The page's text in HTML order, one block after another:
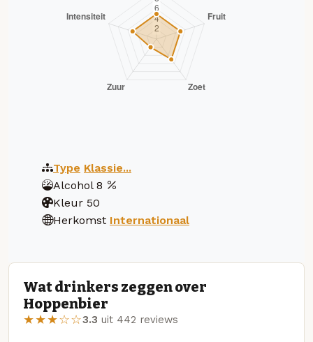
Type Klassie...
Alcohol 8
Kleur 50
Herkomst Internationaal
Wat drinkers zeggen over
Hoppenbier
★★★☆☆3.3 uit 442 reviews